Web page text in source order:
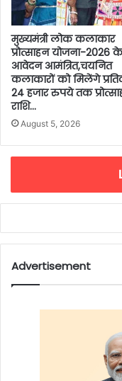
मुख्यमंत्री लोक कलाकार
प्रोत्साहन योजना-2026
आवेदन आमंत्रित,चयनित
कलाकारों को मिलेंगे
24 हजार रुपये तक
राशि…
August 5, 2026
Advertisement